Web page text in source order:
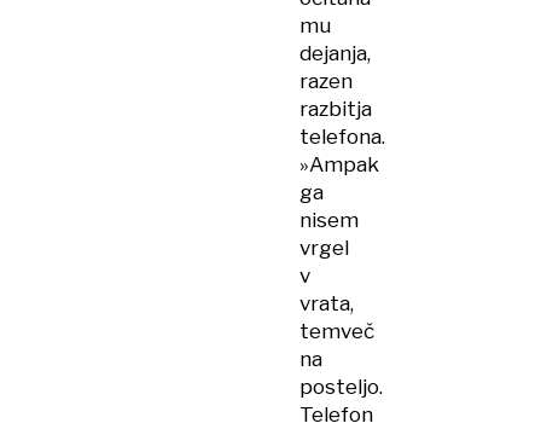
mu
dejanja,
razen
razbitja
telefona.
»Ampak
ga
nisem
vrgel
v
vrata,
temveč
na
posteljo.
Telefon